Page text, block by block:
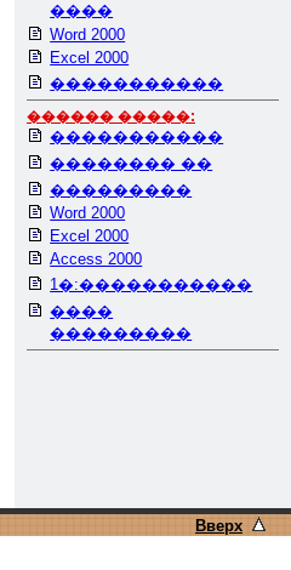
����
Word 2000
Excel 2000
�����������
������ �����:
�����������
�������� ��
���������
Word 2000
Excel 2000
Access 2000
1�:�����������
����
���������
Вверх